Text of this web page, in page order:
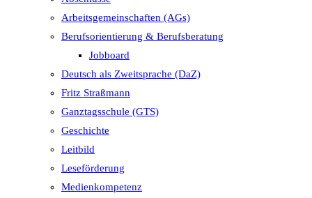
Arbeitsgemeinschaften (AGs)
Berufsorientierung & Berufsberatung
Jobboard
Deutsch als Zweitsprache (DaZ)
Fritz Straßmann
Ganztagsschule (GTS)
Geschichte
Leitbild
Leseförderung
Medienkompetenz